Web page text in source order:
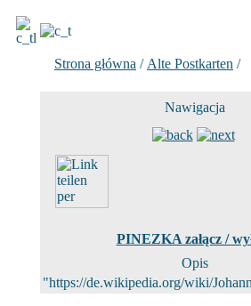
Strona główna / Alte Postkarten /
Nawigacja
PINEZKA załącz /
Opis
"https://de.wikipedia.org/wiki/